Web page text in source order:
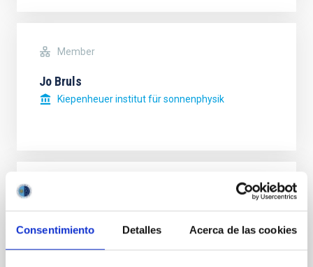
Consentimiento Detalles Acerca de las cookies
Member
Jo Bruls
Kiepenheuer institut für sonnenphysik
Istituto Nazionale di Astrofisica (INAF)